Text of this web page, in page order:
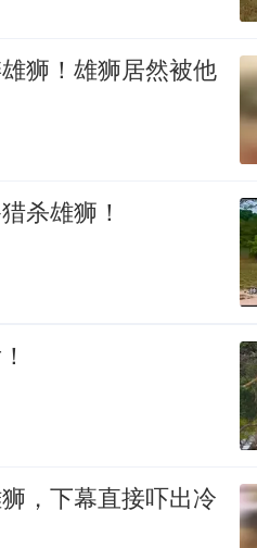
狮！雄狮居然被他
杀雄狮！
，下幕直接吓出冷